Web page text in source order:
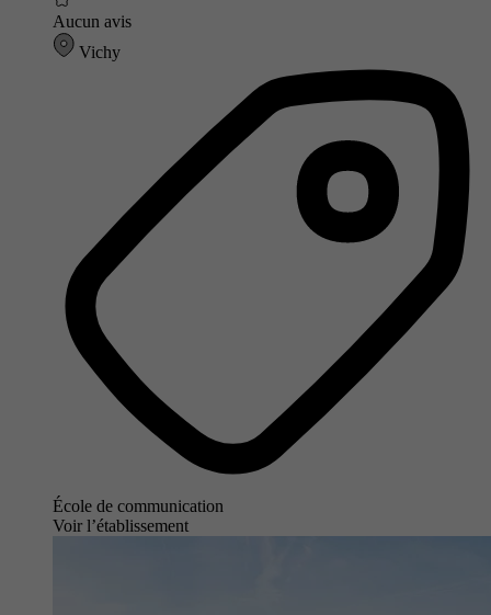
Aucun avis
Vichy
École de communication
Voir l’établissement